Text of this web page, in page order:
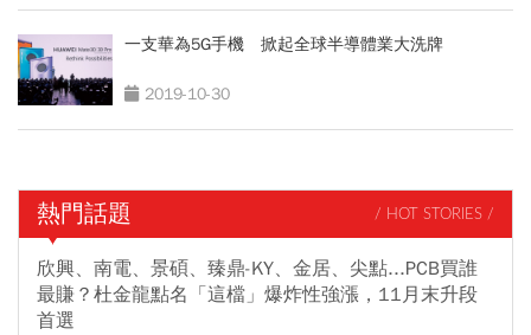
一支華為5G手機 掀起全球半導體業大洗牌
2019-10-30
熱門話題 / HOT STORIES /
欣興、南電、景碩、臻鼎-KY、金居、尖點...PCB買誰
最賺？杜金龍點名「這檔」爆炸性強漲，11月末升段
首選